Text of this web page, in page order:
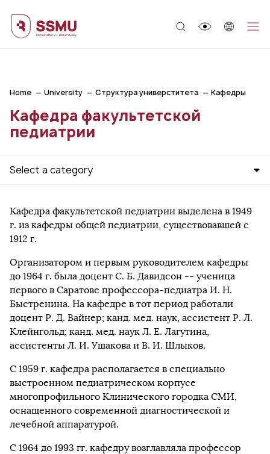
Home University Структура универститета Кафедры
Кафедра факультетской
педиатрии
Select a category
Кафедра факультетской педиатрии выделена в 1949
г. из кафедры общей педиатрии, существовавшей с
1912 г.
Организатором и первым руководителем кафедры
до 1964 г. была доцент С. Б. Давидсон -- ученица
первого в Саратове профессора-педиатра И. Н.
Быстренина. На кафедре в тот период работали
доцент Р. Д. Вайнер; канд. мед. наук, ассистент Р. Л.
Клейнгольд; канд. мед. наук Л. Е. Лагутина,
ассистенты Л. И. Ушакова и В. И. Шлыков.
С 1959 г. кафедра располагается в специально
выстроенном педиатрическом корпусе
многопрофильного Клинического городка СМИ,
оснащенного современной диагностической и
лечебной аппаратурой.
С 1964 до 1993 гг. кафедру возглавляла профессор